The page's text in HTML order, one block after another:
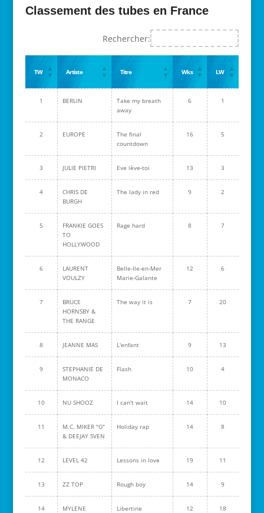
Classement des tubes en France
Rechercher:
TW Artiste Titre Wks LW
1 BERLIN
Take my breath
away
6 1
2 EUROPE
The final
countdown
16 5
3 JULIE PIETRI Eve lève-toi 13 3
4
CHRIS DE
BURGH
The lady in red 9 2
5
FRANKIE GOES
TO
HOLLYWOOD
Rage hard 8 7
6
LAURENT
VOULZY
Belle-Ile-en-Mer
Marie-Galante
12 6
7
BRUCE
HORNSBY &
THE RANGE
The way it is 7 20
8 JEANNE MAS L'enfant 9 13
9
STEPHANIE DE
MONACO
Flash 10 4
10 NU SHOOZ I can't wait 14 10
11
M.C. MIKER "G"
& DEEJAY SVEN
Holiday rap 14 8
12 LEVEL 42 Lessons in love 19 11
13 ZZ TOP Rough boy 14 9
14
MYLENE
Libertine 12 18